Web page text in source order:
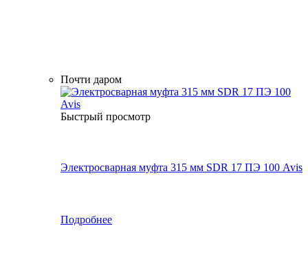
Почти даром
Быстрый просмотр
Электросварная муфта 315 мм SDR 17 ПЭ 100 Avis
Подробнее